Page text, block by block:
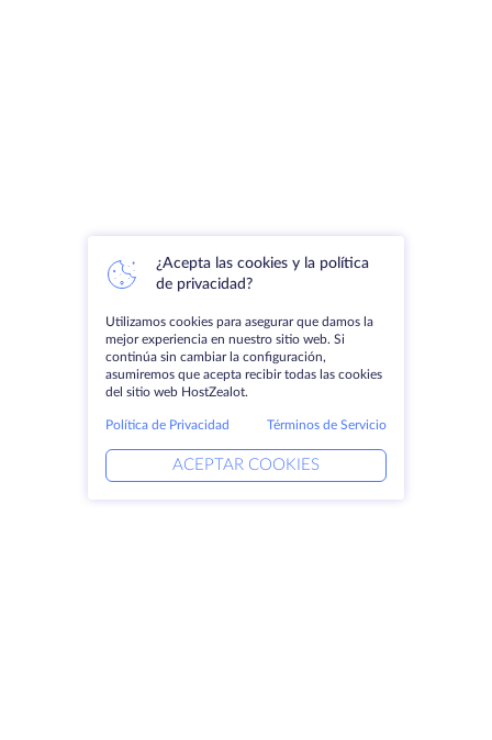
¿Acepta las cookies y la política
de privacidad?
Utilizamos cookies para asegurar que damos la
mejor experiencia en nuestro sitio web. Si
continúa sin cambiar la configuración,
asumiremos que acepta recibir todas las cookies
del sitio web HostZealot.
Política de Privacidad Términos de Servicio
ACEPTAR COOKIES